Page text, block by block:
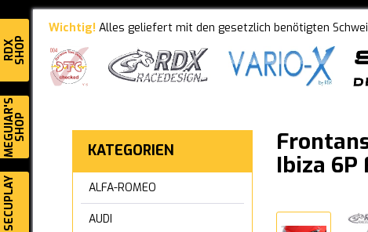
RDXSHOP
MEGUIAR'SSHOP
SECUPLAY
Wichtig! Alles geliefert mit den gesetzlich benötigten
KATEGORIEN
ALFA-ROMEO
AUDI
Ibiza 6P